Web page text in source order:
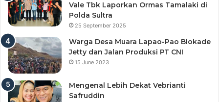
Vale Tbk Laporkan Ormas Tamalaki di
Polda Sultra
25 September 2025
Warga Desa Muara Lapao-Pao Blokade
Jetty dan Jalan Produksi PT CNI
15 June 2023
Mengenal Lebih Dekat Vebrianti
Safruddin